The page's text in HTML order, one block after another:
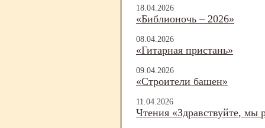
18.04.2026
«Библионочь – 2026»
08.04.2026
«Гитарная пристань»
09.04.2026
«Строители башен»
11.04.2026
Чтения «Здравствуйте, мы